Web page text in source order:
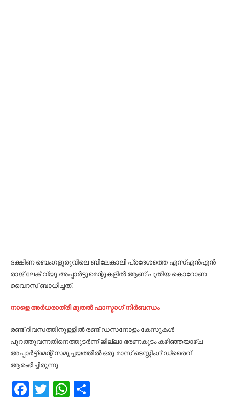
ദക്ഷിണ ബെംഗളൂരുവിലെ ബിലേകാലി പ്രദേശത്തെ എസ്എൻഎൻ
രാജ് ലേക് വ്യൂ അപ്പാർട്ടുമെന്റുകളിൽ ആണ് പുതിയ കൊറോണ
വൈറസ് ബാധിച്ചത്.
നാളെ അര്‍ധരാത്രി മുതല്‍ ഫാസ്ടാഗ് നിര്‍ബന്ധം
രണ്ട് ദിവസത്തിനുള്ളിൽ രണ്ട് ഡസനോളം കേസുകൾ
പുറത്തുവന്നതിനെത്തുടർന്ന് ജില്ലാ ഭരണകൂടം കഴിഞ്ഞയാഴ്ച
അപ്പാർട്ട്മെന്റ് സമുച്ചയത്തിൽ ഒരു മാസ് ടെസ്റ്റിംഗ് ഡ്രൈവ്
ആരംഭിച്ചിരുന്നു
Facebook
TwitterWhatsApp